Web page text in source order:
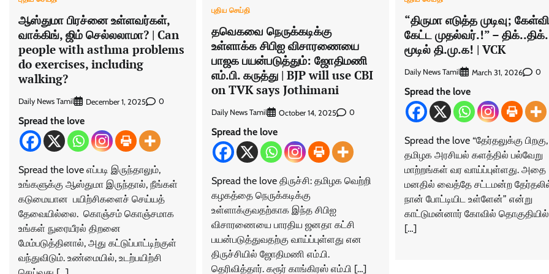
ஆஸ்துமா பிரச்னை உள்ளவர்கள்,
வாக்கிங், ஜிம் செல்லலாமா? | Can
people with asthma problems
do exercises, including
walking?
Daily News Tamil December 1, 2025 0
Spread the love
Spread the love எப்படி இருந்தாலும்,
உங்களுக்கு ஆஸ்துமா இருந்தால், நீங்கள்
கடுமையான பயிற்சிகளைச் செய்யத்
தேவையில்லை. கொஞ்சம் கொஞ்சமாக
உங்கள் நுரையீரல் திறனை
மேம்படுத்தினால், அது கட்டுப்பாட்டிற்குள்
வந்துவிடும். உண்மையில், உடற்பயிற்சி
புதிய செய்தி
தவெகவை நெருக்கடிக்கு
உள்ளாக்க சிபிஐ விசாரணையை
பாஜக பயன்படுத்தும்: ஜோதிமணி
எம்.பி. கருத்து | BJP will use CBI
on TVK says Jothimani
Daily News Tamil October 14, 2025 0
Spread the love
Spread the love திருச்சி: தமிழக வெற்றி
கழகத்தை நெருக்கடிக்கு
உள்ளாக்குவதற்காக இந்த சிபிஐ
விசாரணையை பாரதிய ஜனதா கட்சி
பயன்படுத்துவதற்கு வாய்ப்புள்ளது என
திருச்சியில் ஜோதிமணி எம்.பி.
தெரிவித்தார். கரூர் காங்கிரஸ் எம்.பி […]
“திருமா எடுத்த முடிவு; கேள்வி
கேட்ட முதல்வர்.!” –
மூடில் தி.மு.க! | VCK
Daily News Tamil March 31, 2026 0
Spread the love
Spread the love “தேர்தலுக்கு பிறகு,
தமிழக அரசியல் களத்தில் பல்வேறு
மாற்றங்கள் வர வாய்ப்புள்ளது. அதை
மனதில் வைத்தே சட்டமன்ற
நான் போட்டியிட உள்ளேன்” என்று
காட்டுமன்னார் கோவில்
[…]